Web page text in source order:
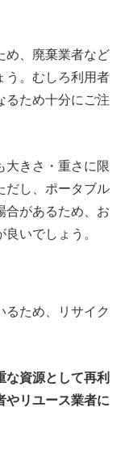
め、廃棄業者など
う。むしろ利用者
るため十分にご注
大きさ・重さに限
だし、ポータブル
合があるため、お
いでしょう。
るため、リサイク
な資源として再利
やリユース業者に